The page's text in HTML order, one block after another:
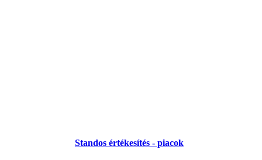
Standos értékesítés - piacok